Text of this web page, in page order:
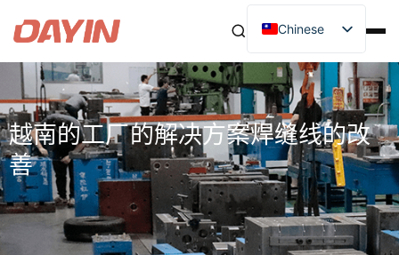
Chinese
越南的工厂的解决方案焊缝线的改
善